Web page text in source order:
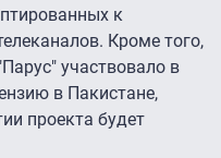
к
Кроме того,
участвовало в
в Пакистане,
проекта будет